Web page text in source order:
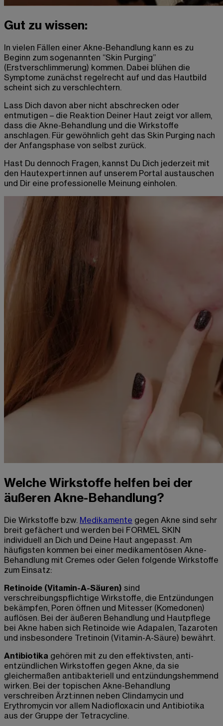
Gut zu wissen:
In vielen Fällen einer Akne-Behandlung kann es zu
Beginn zum sogenannten “Skin Purging”
(Erstverschlimmerung) kommen. Dabei blühen die
Symptome zunächst regelrecht auf und das Hautbild
scheint sich zu verschlechtern.
Lass Dich davon aber nicht abschrecken oder
entmutigen – die Reaktion Deiner Haut zeigt vor allem,
dass die Akne-Behandlung und die Wirkstoffe
anschlagen. Für gewöhnlich geht das Skin Purging nach
der Anfangsphase von selbst zurück.
Hast Du dennoch Fragen, kannst Du Dich jederzeit mit
den Hautexpert:innen auf unserem Portal austauschen
und Dir eine professionelle Meinung einholen.
Welche Wirkstoffe helfen bei der
äußeren Akne-Behandlung?
Die Wirkstoffe bzw. Medikamente gegen Akne sind sehr
breit gefächert und werden bei FORMEL SKIN
individuell an Dich und Deine Haut angepasst. Am
häufigsten kommen bei einer medikamentösen Akne-
Behandlung mit Cremes oder Gelen folgende Wirkstoffe
zum Einsatz:
Retinoide (Vitamin-A-Säuren) sind
verschreibungspflichtige Wirkstoffe, die Entzündungen
bekämpfen, Poren öffnen und Mitesser (Komedonen)
auflösen. Bei der äußeren Behandlung und Hautpflege
bei Akne haben sich Retinoide wie Adapalen, Tazaroten
und insbesondere Tretinoin (Vitamin-A-Säure) bewährt.
Antibiotika gehören mit zu den effektivsten, anti-
entzündlichen Wirkstoffen gegen Akne, da sie
gleichermaßen antibakteriell und entzündungshemmend
wirken. Bei der topischen Akne-Behandlung
verschreiben Ärzt:innen neben Clindamycin und
Erythromycin vor allem Nadiofloxacin und Antibiotika
aus der Gruppe der Tetracycline.